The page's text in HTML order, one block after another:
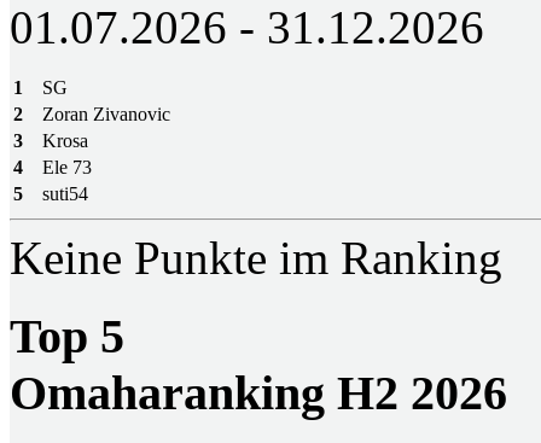
01.07.2026 - 31.12.2026
1
SG
2
Zoran Zivanovic
3
Krosa
4
Ele 73
5
suti54
Keine Punkte im Ranking
Top 5
Omaharanking H2 2026